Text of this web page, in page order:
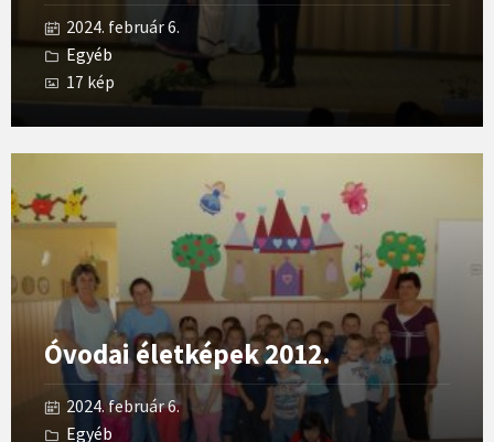
2024. február 6.
Egyéb
17 kép
Óvodai életképek 2012.
2024. február 6.
Egyéb
Gallery